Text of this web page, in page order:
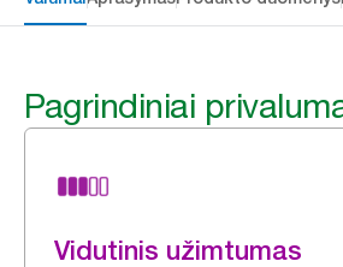
Pagrindiniai
Vidutinis užimtumas